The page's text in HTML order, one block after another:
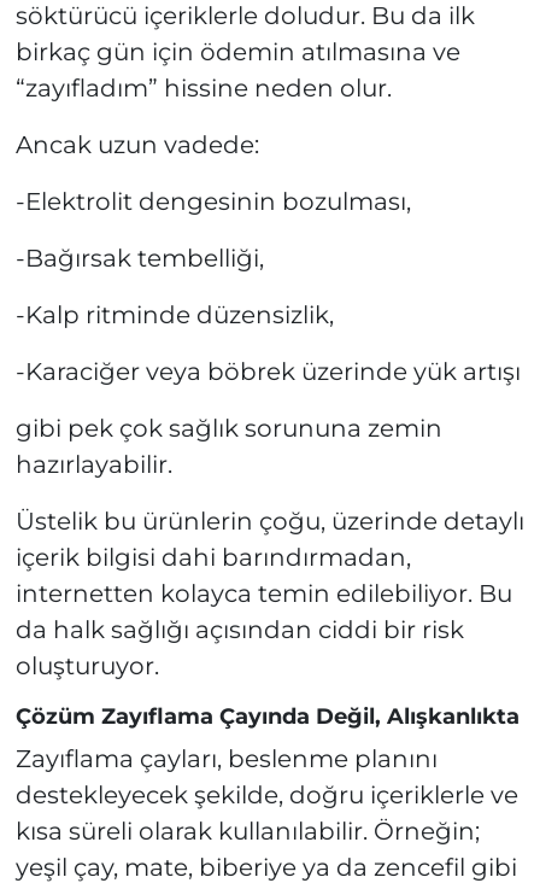
söktürücü içeriklerle doludur. Bu da ilk
birkaç gün için ödemin atılmasına ve
“zayıfladım” hissine neden olur.
Ancak uzun vadede:
-Elektrolit dengesinin bozulması,
-Bağırsak tembelliği,
-Kalp ritminde düzensizlik,
-Karaciğer veya böbrek üzerinde yük artışı
gibi pek çok sağlık sorununa zemin
hazırlayabilir.
Üstelik bu ürünlerin çoğu, üzerinde detaylı
içerik bilgisi dahi barındırmadan,
internetten kolayca temin edilebiliyor. Bu
da halk sağlığı açısından ciddi bir risk
oluşturuyor.
Çözüm Zayıflama Çayında Değil, Alışkanlıkta
Zayıflama çayları, beslenme planını
destekleyecek şekilde, doğru içeriklerle ve
kısa süreli olarak kullanılabilir. Örneğin;
yeşil çay, mate, biberiye ya da zencefil gibi